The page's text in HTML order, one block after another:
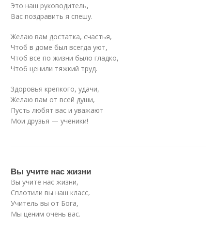
Это наш руководитель,
Вас поздравить я спешу.
Желаю вам достатка, счастья,
Чтоб в доме был всегда уют,
Чтоб все по жизни было гладко,
Чтоб ценили тяжкий труд.
Здоровья крепкого, удачи,
Желаю вам от всей души,
Пусть любят вас и уважают
Мои друзья — ученики!
Вы учите нас жизни
Вы учите нас жизни,
Сплотили вы наш класс,
Учитель вы от Бога,
Мы ценим очень вас.